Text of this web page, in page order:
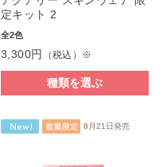
定キット 2
全2色
3,300円 （税込）※
種類を選ぶ
8月21日発売